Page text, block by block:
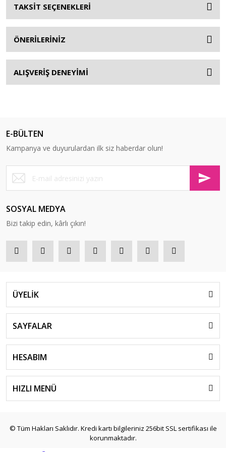
TAKSİT SEÇENEKLERİ
ÖNERİLERİNİZ
ALIŞVERİŞ DENEYİMİ
E-BÜLTEN
Kampanya ve duyurulardan ilk siz haberdar olun!
SOSYAL MEDYA
Bizi takip edin, kârlı çıkın!
ÜYELİK
SAYFALAR
HESABIM
HIZLI MENÜ
© Tüm Hakları Saklıdır. Kredi kartı bilgileriniz 256bit SSL sertifikası ile
korunmaktadır.